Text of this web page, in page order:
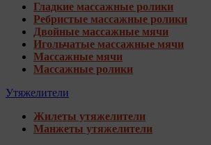
Гладкие массажные ролики
Ребристые массажные ролики
Двойные массажные мячи
Игольчатые массажные мячи
Массажные мячи
Массажные ролики
Утяжелители
Жилеты утяжелители
Манжеты утяжелители